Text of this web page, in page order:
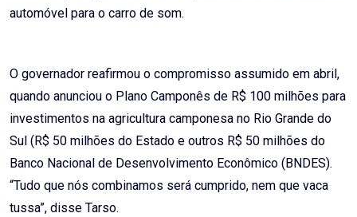
automóvel para o carro de som.
O governador reafirmou o compromisso assumido em abril,
quando anunciou o Plano Camponês de R$ 100 milhões para
investimentos na agricultura camponesa no Rio Grande do
Sul (R$ 50 milhões do Estado e outros R$ 50 milhões do
Banco Nacional de Desenvolvimento Econômico (BNDES).
“Tudo que nós combinamos será cumprido, nem que vaca
tussa”, disse Tarso.